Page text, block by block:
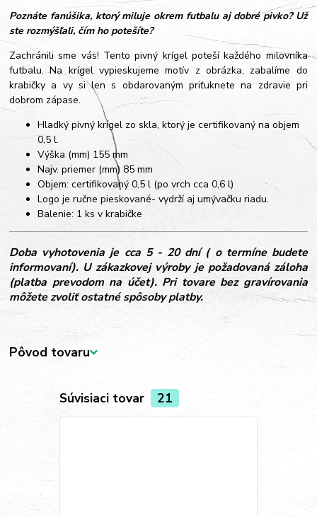
Poznáte fanúšika, ktorý miluje okrem futbalu aj dobré pivko? Už
ste rozmýšľali, čím ho potešíte?
Zachránili sme vás! Tento pivný krígel poteší každého milovníka
futbalu. Na krígel vypieskujeme motív z obrázka, zabalíme do
krabičky a vy si len s obdarovaným priťuknete na zdravie pri
dobrom zápase.
Hladký pivný krígel zo skla, ktorý je certifikovaný na objem
0,5 l.
Výška (mm) 155mm
Najv. priemer (mm) 85mm
Objem: certifikovaný 0,5 l (po vrch cca 0,6 l)
Logo je ručne pieskované- vydrží aj umývačku riadu.
Balenie: 1 ks v krabičke
Doba vyhotovenia je cca 5 - 20 dní ( o termíne budete
informovaní). U zákazkovej výroby je požadovaná záloha
(platba prevodom na účet). Pri tovare bez gravírovania
môžete zvoliť ostatné spôsoby platby.
Pôvod tovaru
Súvisiaci tovar 21